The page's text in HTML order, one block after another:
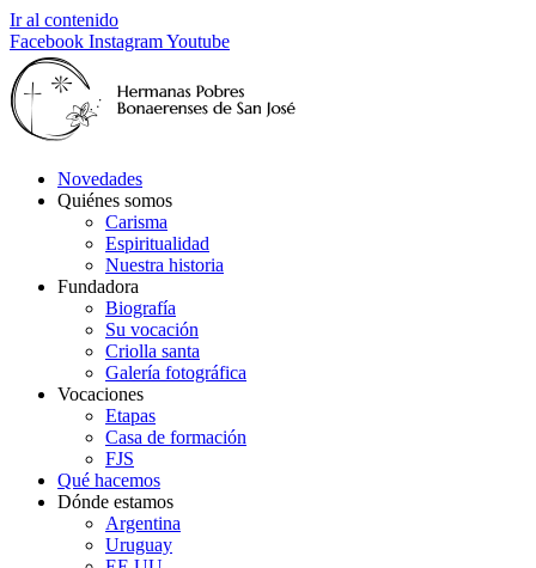
Ir al contenido
Facebook InstagramYoutube
Novedades
Quiénes somos
Carisma
Espiritualidad
Nuestra historia
Fundadora
Biografía
Su vocación
Criolla santa
Galería fotográfica
Vocaciones
Etapas
Casa de formación
FJS
Qué hacemos
Dónde estamos
Argentina
Uruguay